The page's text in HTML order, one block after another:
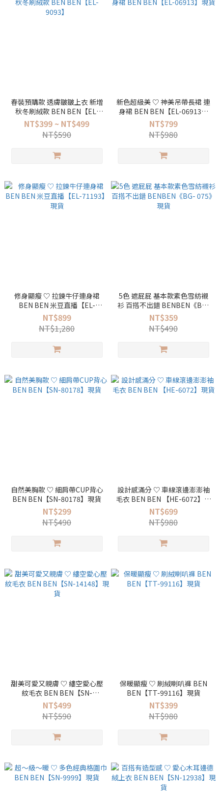
春裝預購款 透膚皺皺上衣 新增
秋冬刷絨款 BEN BEN【EL-
9093】
NT$399 ~ NT$499
NT$590
新色超級美 ♡ 神美吊帶長裙 連
身裙 BEN BEN【EL-06913】
現貨
NT$799
NT$980
修身顯瘦 ♡ 拉鍊牛仔連身裙
BEN BEN 米豆直播【EL-
71193】現貨
NT$899
NT$1,280
5色 遮屁屁 基本款素色雪紡襯
衫 百搭不出錯 BENBEN《BG-
075》現貨
NT$359
NT$490
自然美胸款 ♡ 細肩帶CUP背心
BEN BEN【SN-80178】現貨
NT$299
NT$490
設計感滿分 ♡ 車線滾邊澎澎袖
毛衣 BEN BEN 【HE-6072】現
貨
NT$699
NT$980
甜美可愛又親膚 ♡ 縷空愛心壓
紋毛衣 BEN BEN【SN-
14148】現貨
NT$499
NT$590
保暖顯瘦 ♡ 刷絨喇叭褲 BEN
BEN【TT-99116】現貨
NT$399
NT$980